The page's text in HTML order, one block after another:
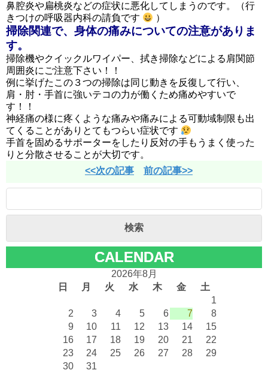
鼻腔炎や扁桃炎などの症状に悪化してしまうのです。（行
きつけの呼吸器内科の請負です
）
掃除関連で、身体の痛みについての注意がありま
す。
掃除機やクイックルワイパー、拭き掃除などによる肩関節
周囲炎にご注意下さい！！
例に挙げたこの３つの掃除は同じ動きを反復して行い、
肩・肘・手首に強いテコの力が働くため痛めやすいで
す！！
神経痛の様に疼くような痛みや痛みによる可動域制限も出
てくることがありとてもつらい症状です
手首を固めるサポーターをしたり反対の手もうまく使った
りと分散させることが大切です。
<<次の記事
前の記事>>
グ
検索
CALENDAR
2026年8月
日
月 火 水 木 金
土
1
2
3 4 5 6 7
8
9
10 11 12 13 14
15
16
17 18 19 20 21
22
23
24 25 26 27 28
29
30
31